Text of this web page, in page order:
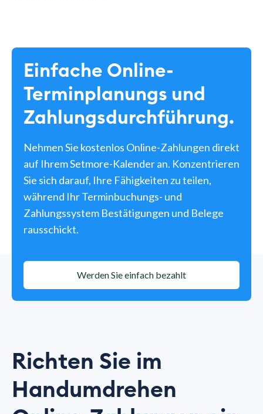
Einfache Online-
Terminplanungs und
Zahlungsdurchführung.
Nehmen Sie kostenlos Online-Zahlungen direkt
auf Ihrem Setmore-Kalender an. Konzentrieren
Sie sich darauf, Ihre Fähigkeiten zu teilen,
während Ihr Terminbuchungs- und
Zahlungssystem Bestätigungen und Belege
rausschickt.
Werden Sie einfach bezahlt
Richten Sie im
Handumdrehen